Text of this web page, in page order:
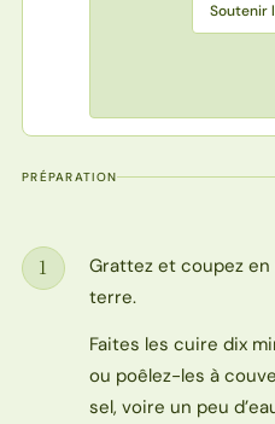
Soutenir
PRÉPARATION
Étape
1
Grattez et coupez
terre.
Faites les cuire dix
ou poêlez-les à
sel, voire un peu